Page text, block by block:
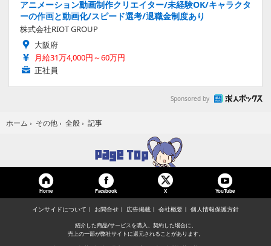
アニメーション動画制作クリエイター/未経験OK/キャラクタ
ーの作画と動画化/スピード選考/退職金制度あり
株式会社RIOT GROUP
大阪府
月給31万4,000円～60万円
正社員
Sponsored by
ホーム › その他 › 全般 › 記事
Home Facebook X YouTube
インサイドについて お問合せ 広告掲載 会社概要 個人情報保護方針
紹介した商品/サービスを購入、契約した場合に、
売上の一部が弊社サイトに還元されることがあります。